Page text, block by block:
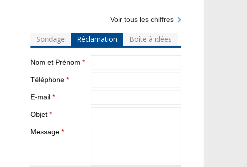
Voir tous les chiffres
Sondage Réclamation Boîte à idées
Nom et Prénom *
Téléphone *
E-mail *
Objet *
Message *